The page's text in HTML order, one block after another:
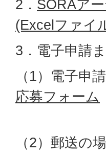
2． SORAア
(Excelファイ
3．電子申請
（1）電子申
応募フォーム
（2）郵送の